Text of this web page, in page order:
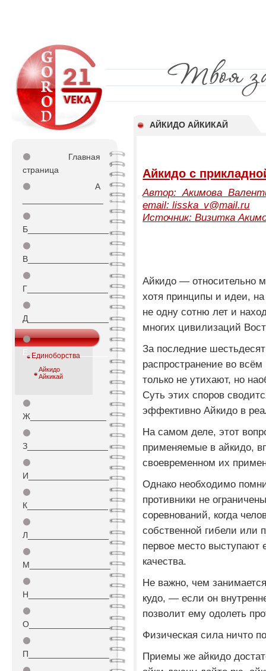
АЙКИДО АЙКИКАЙ
⚫
Главная
страница
⚫
А
⚫
Б_________________
⚫
В_________________
⚫
Г_________________
⚫
Д_________________
⚫
Е_________________
Единоборства
Айкидо
Айкикай
⚫
Ж________________
⚫
З_________________
⚫
И_________________
⚫
К_________________
⚫
Л_________________
⚫
М_________________
⚫
Н_________________
⚫
О_________________
⚫
П_________________
Айкидо с
Автор: Акимова
email: lisska_v@mail.ru
Источник:Визитка
Айкидо — относительно
хотя принципы и идеи,
не одну сотню лет и
многих цивилизаций
За последние
распространение во
только не утихают, но
Суть этих споров
эффективно Айкидо в
На самом деле, этот
применяемые в айкидо,
своевременном их
Однако необходимо
противники не
соревнований, когда
собственной гибели или
первое место выступают
качества.
Не важно, чем
кудо, — если он
позволит ему одолеть
Физическая сила ничто
Приемы же айкидо